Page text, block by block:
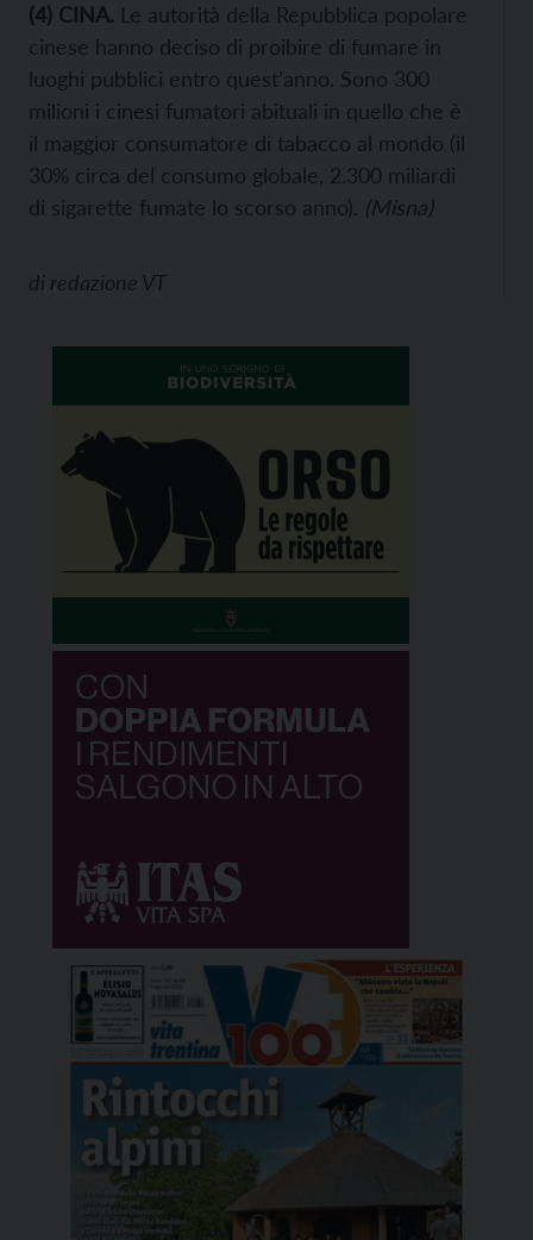
(4) CINA. Le autorità della Repubblica popolare
cinese hanno deciso di proibire di fumare in
luoghi pubblici entro quest’anno. Sono 300
milioni i cinesi fumatori abituali in quello che è
il maggior consumatore di tabacco al mondo (il
30% circa del consumo globale, 2.300 miliardi
di sigarette fumate lo scorso anno). (Misna)
di redazione VT